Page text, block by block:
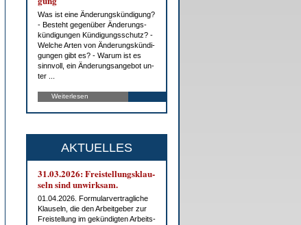
Was ist ei­ne Än­de­rungs­kün­di­gung?
- Be­steht ge­gen­über Än­de­rungs­
kün­di­gun­gen Kün­di­gungs­schutz? -
Wel­che Ar­ten von Än­de­rungs­kün­di­
gun­gen gibt es? - War­um ist es
sinn­voll, ein Än­de­rungs­an­ge­bot un­
ter ...
Weiterlesen
AKTUELLES
31.03.2026: Frei­stel­lungs­klau­
seln sind un­wirk­sam.
01.04.2026. For­mu­lar­ver­trag­li­che
Klau­seln, die den Ar­beit­ge­ber zur
Frei­stel­lung im ge­kün­dig­ten Ar­beits­